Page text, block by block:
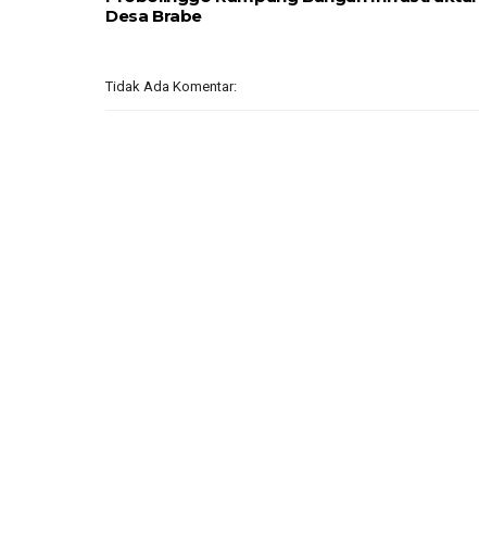
Desa Brabe
Tidak Ada Komentar: